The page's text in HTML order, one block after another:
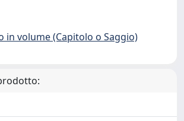
in volume (Capitolo o Saggio)